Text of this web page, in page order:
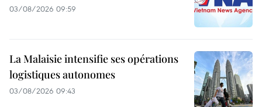
03/08/2026 09:59
La Malaisie intensifie ses opérations
logistiques autonomes
03/08/2026 09:43